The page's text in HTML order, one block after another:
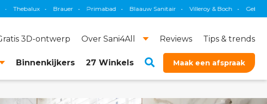
• Primabad • Blaauw Sanitair • Villeroy & Boch • Geberit • KS Plafonds
3D-ontwerp Over Sani4All Reviews Tips & trends
Binnenkijkers 27 Winkels Maak een afspraak